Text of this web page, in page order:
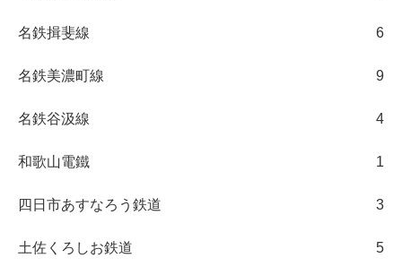
名鉄揖斐線 6
名鉄美濃町線 9
名鉄谷汲線 4
和歌山電鐵 1
四日市あすなろう鉄道 3
土佐くろしお鉄道 5